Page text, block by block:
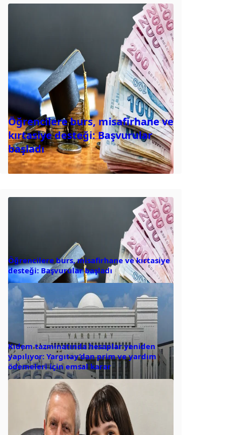
Öğrencilere burs, misafirhane ve
kırtasiye desteği: Başvurular
başladı
Öğrencilere burs, misafirhane ve kırtasiye
desteği: Başvurular başladı
Kıdem tazminatında hesaplar yeniden
yapılıyor: Yargıtay’dan prim ve yardım
ödemeleri için emsal karar